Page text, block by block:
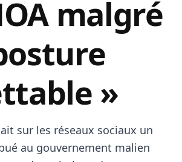
malgré
»
sur les réseaux sociaux un
au gouvernement malien